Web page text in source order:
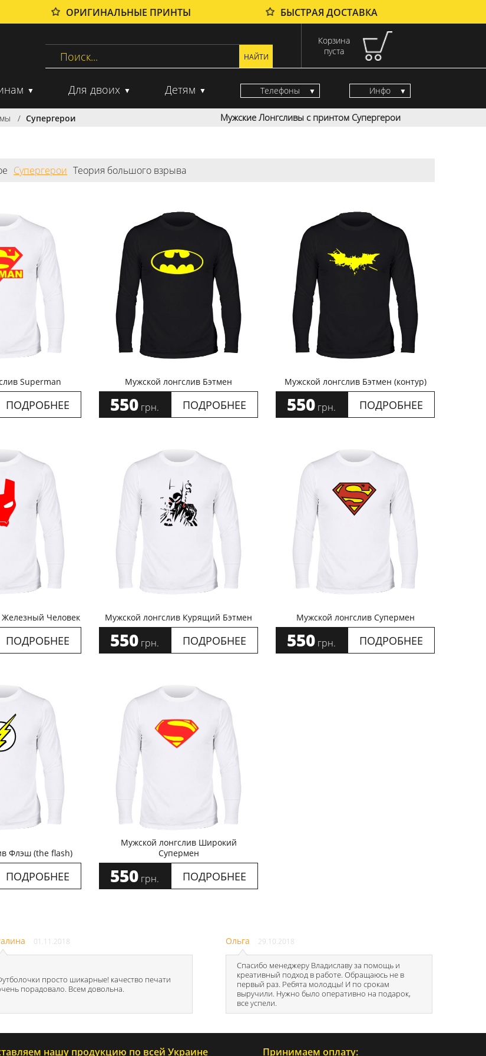
ОРИГИНАЛЬНЫЕ ПРИНТЫ БЫСТРАЯ ДОСТАВКА
Корзина
пуста
Для двоих Детям Телефоны Инфо
Супергерои Мужские Лонгсливы с принтом Супергерои
Супергерои Теория большого взрыва
Superman
ПОДРОБНЕЕ
Мужской лонгслив Бэтмен
550 грн. ПОДРОБНЕЕ
Мужской лонгслив Бэтмен (контур)
550 грн. ПОДРОБНЕЕ
Человек
ПОДРОБНЕЕ
Мужской лонгслив Курящий Бэтмен
550 грн. ПОДРОБНЕЕ
Мужской лонгслив Супермен
550 грн. ПОДРОБНЕЕ
Флэш (the flash)
ПОДРОБНЕЕ
Мужской лонгслив Широкий
Супермен
550 грн. ПОДРОБНЕЕ
01.11.2018
просто шикарные! качество печати
порадовало. Всем довольна.
Ольга 29.10.2018
Спасибо менеджеру Владиславу за помощь и
креативный подход в работе. Обращаюсь не в
первый раз. Ребята молодцы! И по срокам
выручили. Нужно было оперативно на подарок,
все успели.
нашу продукцию по всей Украине Принимаем оплату: